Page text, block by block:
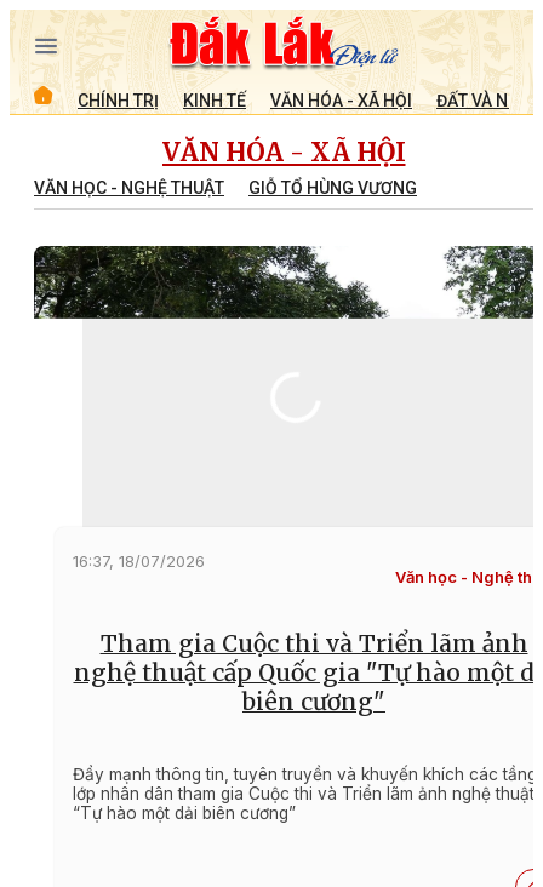
CHÍNH TRỊ KINH TẾ VĂN HÓA - XÃ HỘI ĐẤT VÀ
VĂN HÓA - XÃ HỘI
VĂN HỌC - NGHỆ THUẬT GIỖ TỔ HÙNG VƯƠNG
16:37, 18/07/2026
Văn học - Nghệ
Tham gia Cuộc thi và Triển lãm ảnh
nghệ thuật cấp Quốc gia "Tự hào một
biên cương"
Đẩy mạnh thông tin, tuyên truyền và khuyến khích các tầng
lớp nhân dân tham gia Cuộc thi và Triển lãm ảnh nghệ thuật
“Tự hào một dải biên cương”